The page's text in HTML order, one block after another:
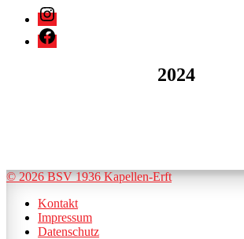
Instagram
Facebook
2024
© 2026 BSV 1936 Kapellen-Erft
Kontakt
Impressum
Datenschutz